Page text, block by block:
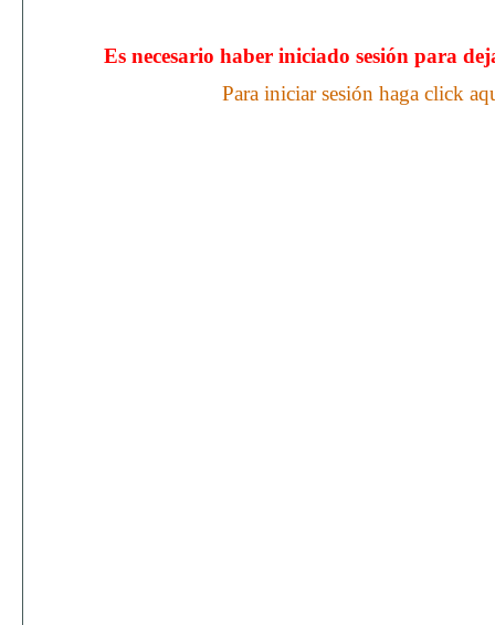
Es necesario haber iniciado sesión para
Para iniciar sesión haga click